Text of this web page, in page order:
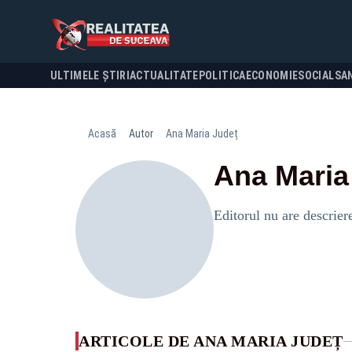
ULTIMELE ȘTIRI ACTUALITATE POLITICA ECONOMIESOCIAL
Acasă Autor Ana Maria Județ
Ana
Editorul nu are
ARTICOLE DE ANA MARIA JUDEȚ